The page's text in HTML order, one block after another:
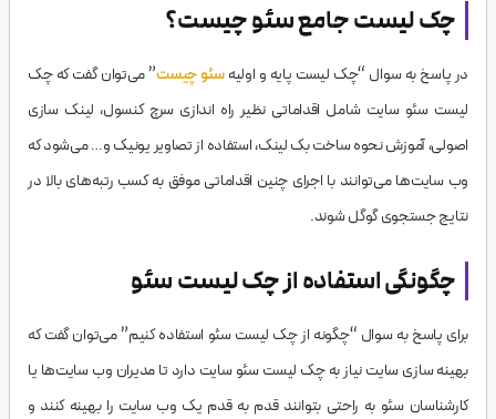
چک لیست جامع سئو چیست؟
در پاسخ به سوال “چک لیست پایه و اولیهسئو چیست” می‌توان گفت که چک
لیست سئو سایت شامل اقداماتی نظیر راه اندازی سرچ کنسول، لینک سازی
اصولی، آموزش نحوه ساخت بک لینک، استفاده از تصاویر یونیک و… می‌شود که
وب سایت‌ها می‌توانند با اجرای چنین اقداماتی موفق به کسب رتبه‌های بالا در
نتایج جستجوی گوگل شوند.
چگونگی استفاده از چک لیست سئو
برای پاسخ به سوال “چگونه از چک لیست سئو استفاده کنیم” می‌توان گفت که
بهینه سازی سایت نیاز به چک لیست سئو سایت دارد تا مدیران وب سایت‌ها یا
کارشناسان سئو به راحتی بتوانند قدم به قدم یک وب سایت را بهینه کنند و